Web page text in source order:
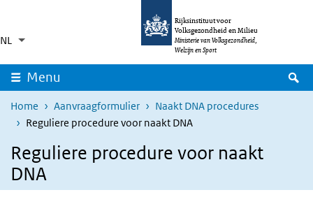
Overslaan en naar de inhoud gaan
Rijksinstituut voor
Volksgezondheid en Milieu
Ministerie van Volksgezondheid,
Welzijn en Sport
NL Taalkeuze
Aanvullende acties weergeven
Ingeklapt
Menu
Home Aanvraagformulier
Naakt DNA procedures
Reguliere procedure voor naakt DNA
Reguliere procedure voor naakt
DNA